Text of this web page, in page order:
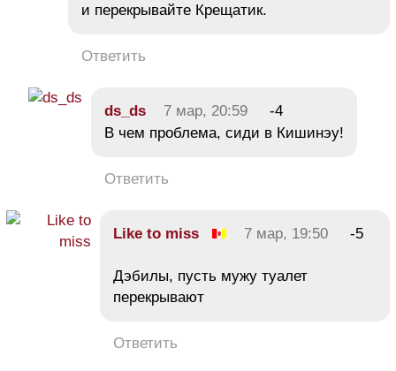
и перекрывайте Крещатик.
Ответить
ds_ds 7 мар, 20:59
-4
В чем проблема, сиди в Кишинэу!
Ответить
Like to miss 7 мар, 19:50 -5
Дэбилы, пусть мужу туалет
перекрывают
Ответить